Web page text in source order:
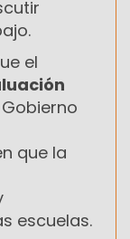
el
que la
escuelas.